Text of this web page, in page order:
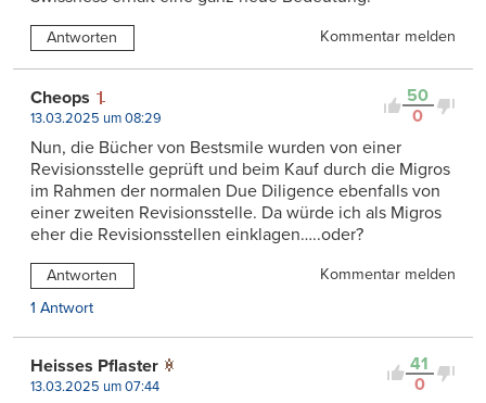
Antworten Kommentar melden
50
0
Cheops
13.03.2025 um 08:29
Nun, die Bücher von Bestsmile wurden von einer
Revisionsstelle geprüft und beim Kauf durch die Migros
im Rahmen der normalen Due Diligence ebenfalls von
einer zweiten Revisionsstelle. Da würde ich als Migros
eher die Revisionsstellen einklagen…..oder?
Antworten
Kommentar melden
1 Antwort
41
0
Heisses Pflaster
13.03.2025 um 07:44